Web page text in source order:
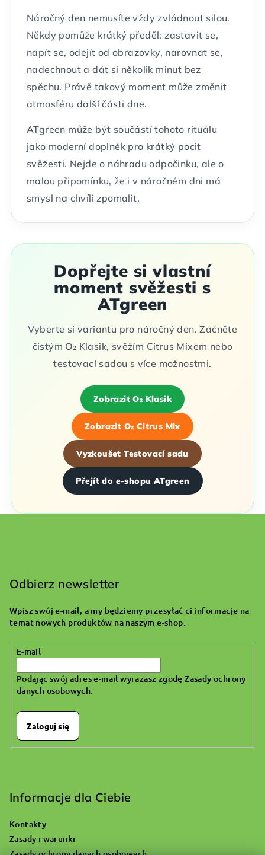
Náročný den nemusíte vždy zvládnout silou.
Někdy pomůže krátký předěl: zastavit se,
napít se, odejít od obrazovky, narovnat se,
nadechnout a dát si několik minut bez
spěchu. Právě takový moment může změnit
atmosféru další části dne.
ATgreen může být součástí tohoto rituálu
jako moderní doplněk pro krátký pocit
svěžesti. Nejde o náhradu odpočinku, ale o
malou připomínku, že i v náročném dni má
smysl na chvíli zpomalit.
Dopřejte si vlastní
moment svěžesti s
ATgreen
Vyberte si variantu pro náročný den. Začněte
čistým O₂ Klasik, svěžím Citrus Mixem nebo
testovací sadou s více možnostmi.
Zobrazit O₂ Klasik
Zobrazit O₂ Citrus Mix
Vyzkoušet Testovací sadu
Přejít do e-shopu ATgreen
Odbierz newsletter
Wpisz swój e-mail, a my będziemy przesyłać ci informacje na
temat nowych produktów na naszym e-shop.
E-mail
Podając swój adres e-mail wyrażasz zgodęZasady ochrony
danych osobowych.
Zaloguj się
Informacje dla Ciebie
Kontakty
Zasady i warunki